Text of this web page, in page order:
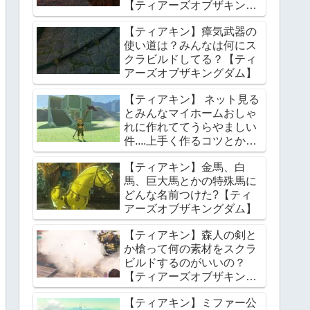
【ティアーズオブザキング
ダム】
【ティアキン】瘴気武器の
使い道は？みんなは何にス
クラビルドしてる？【ティ
アーズオブザキングダム】
【ティアキン】 ネット見る
とみんなマイホームおしゃ
れに作れててうらやましい
件....上手く作るコツとかあ
る？【ティアーズオブザキ
ングダム】
【ティアキン】金馬、白
馬、巨大馬とかの特殊馬に
どんな名前つけた?【ティ
アーズオブザキングダム】
【ティアキン】森人の剣と
か槍って何の素材をスクラ
ビルドするのがいいの？
【ティアーズオブザキング
ダム】
【ティアキン】ミファー公